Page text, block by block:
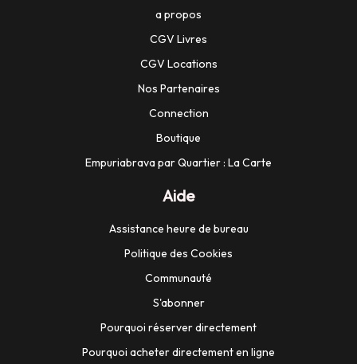
a propos
CGV Livres
CGV Locations
Nos Partenaires
Connection
Boutique
Empuriabrava par Quartier : La Carte
Aide
Assistance heure de bureau
Politique des Cookies
Communauté
S'abonner
Pourquoi réserver directement
Pourquoi acheter directement en ligne